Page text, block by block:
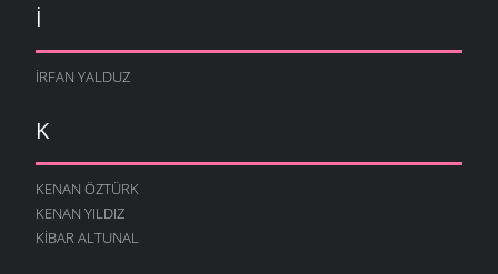
I
İRFAN YALDUZ
K
KENAN ÖZTÜRK
KENAN YILDIZ
KIBAR ALTUNAL